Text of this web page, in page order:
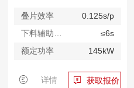
叠片效率
0.125s/p
≤6s
额定功率
145kW
详情 获取报价